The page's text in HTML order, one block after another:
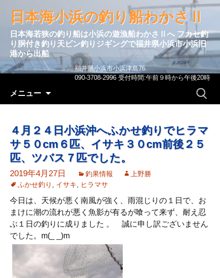
日本海小浜の釣り船わかさⅡ
日本海若狭の釣り船は小浜の遊漁船わかさⅡへ フカセ釣
り胴付き釣り天ビン釣りジギングで福井県小浜市小浜旧
港から出船
福井県小浜市小浜津島76
090-3708-2996 受付時間:午前９時から午後20時
メニュー
検
４月２４日小浜沖へふかせ釣りでヒラマ
サ５０cm６匹、イサキ３０cm前後２５
匹、ツバス７匹でした。
2019年4月27日 釣果情報
上野勝
ふかせ釣り
イサキ ヒラマサ
今日は、天候が悪く南風が強く、雨混じりの１日で、お
まけに潮の流れが悪く魚影が有るが喰って来ず、耐え忍
ぶ１日の釣りに成りました 。 誠に申し訳ございません
でした。m(_ _)m